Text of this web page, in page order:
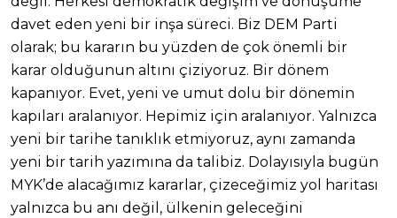
davet eden yeni bir inşa süreci. Biz DEM Parti
olarak; bu kararın bu yüzden de çok önemli bir
karar olduğunun altını çiziyoruz. Bir dönem
kapanıyor. Evet, yeni ve umut dolu bir dönemin
kapıları aralanıyor. Hepimiz için aralanıyor. Yalnızca
yeni bir tarihe tanıklık etmiyoruz, aynı zamanda
yeni bir tarih yazımına da talibiz. Dolayısıyla bugün
MYK’de alacağımız kararlar, çizeceğimiz yol haritası
yalnızca bu anı değil, ülkenin geleceğini